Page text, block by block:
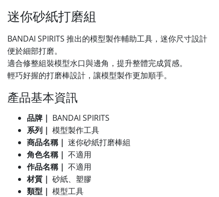
迷你砂紙打磨組
BANDAI SPIRITS 推出的模型製作輔助工具，迷你尺寸設計
便於細部打磨。
適合修整組裝模型水口與邊角，提升整體完成質感。
輕巧好握的打磨棒設計，讓模型製作更加順手。
產品基本資訊
品牌｜ BANDAI SPIRITS
系列｜ 模型製作工具
商品名稱｜ 迷你砂紙打磨棒組
角色名稱｜ 不適用
作品名稱｜ 不適用
材質｜ 砂紙、塑膠
類型｜ 模型工具